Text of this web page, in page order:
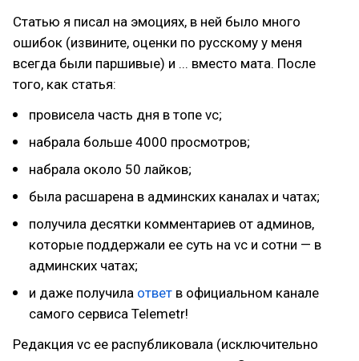
Статью я писал на эмоциях, в ней было много
ошибок (извините, оценки по русскому у меня
всегда были паршивые) и ... вместо мата. После
того, как статья:
провисела часть дня в топе vc;
набрала больше 4000 просмотров;
набрала около 50 лайков;
была расшарена в админских каналах и чатах;
получила десятки комментариев от админов,
которые поддержали ее суть на vc и сотни — в
админских чатах;
и даже получила ответ в официальном канале
самого сервиса Telemetr!
Редакция vc ее распубликовала (исключительно